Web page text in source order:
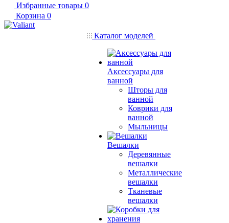
Избранные товары 0
Корзина 0
Каталог моделей
Аксессуары для
ванной
Шторы для
ванной
Коврики для
ванной
Мыльницы
Вешалки
Деревянные
вешалки
Металлические
вешалки
Тканевые
вешалки